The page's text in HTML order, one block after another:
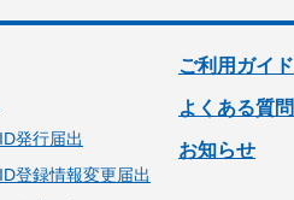
発行届出
登録情報変更届出
ご利用ガイド
よくある質問
お知らせ